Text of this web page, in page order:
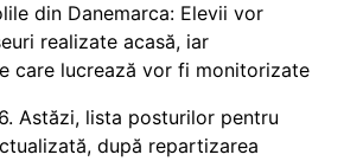
din Danemarca: Elevii vor
realizate acasă, iar
care lucrează vor fi monitorizate
Astăzi, lista posturilor pentru
după repartizarea